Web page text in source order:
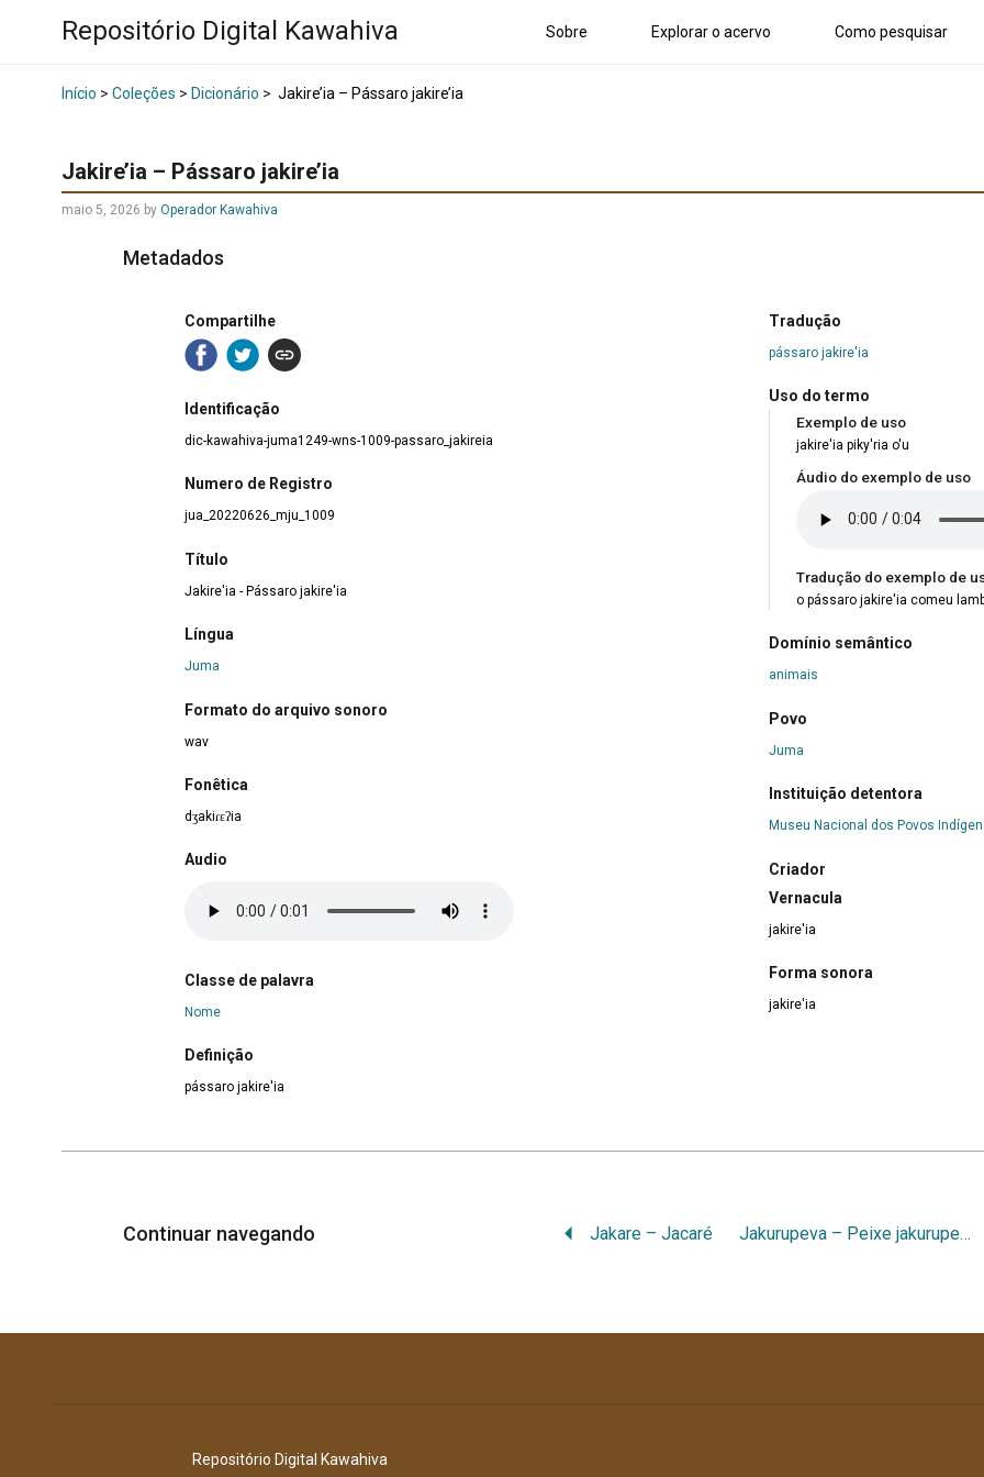
Repositório Digital Kawahiva Sobre Explorar o acervo Como pesquisar
Início > Coleções > Dicionário > Jakire’ia – Pássaro jakire’ia
Jakire’ia – Pássaro jakire’ia
maio 5, 2026 by Operador Kawahiva
Metadados
Compartilhe
Identificação
dic-kawahiva-juma1249-wns-1009-passaro_jakireia
Numero de Registro
jua_20220626_mju_1009
Título
Jakire'ia - Pássaro jakire'ia
Língua
Juma
Formato do arquivo sonoro
wav
Fonêtica
dʒakiɾɛʔia
Audio
Classe de palavra
Nome
Definição
pássaro jakire'ia
Tradução
pássaro jakire'ia
Uso do termo
Exemplo de uso
jakire'ia piky'ria o'u
Áudio do exemplo de uso
Tradução do exemplo de
o pássaro jakire'ia comeu
Domínio semântico
animais
Povo
Juma
Instituição detentora
Museu Nacional dos Povos
Criador
Vernacula
jakire'ia
Forma sonora
jakire'ia
Continuar navegando Jakare – Jacaré Jakurupeva – Peixe jakurupeva
Repositório Digital Kawahiva